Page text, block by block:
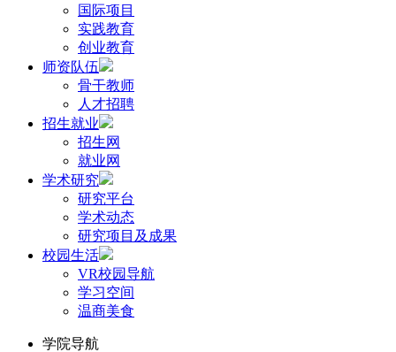
国际项目
实践教育
创业教育
师资队伍
骨干教师
人才招聘
招生就业
招生网
就业网
学术研究
研究平台
学术动态
研究项目及成果
校园生活
VR校园导航
学习空间
温商美食
学院导航